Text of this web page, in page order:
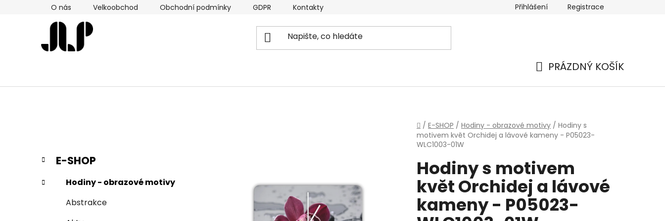
O nás Velkoobchod Obchodní podmínky GDPR Kontakty Přihlášení Registrace
PRÁZDNÝ KOŠÍK
Domů
/ E-SHOP / Hodiny - obrazové motivy / Hodiny s
motivem květ Orchidej a lávové kameny - P05023-
WLC1003-01W
P
o
s
Přeskočit
kategorie
K
a
t
e
E-SHOP
Hodiny - obrazové motivy
Abstrakce
Hodiny s motivem
květ Orchidej a lávové
kameny - P05023-